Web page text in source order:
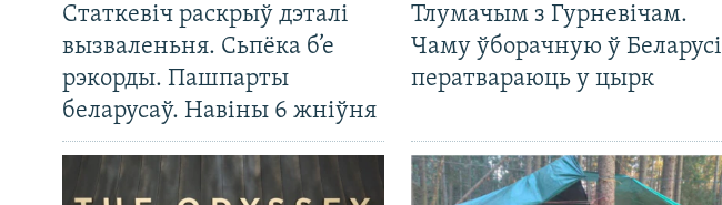
Статкевіч раскрыў дэталі
вызваленьня. Сьпёка б’е
рэкорды. Пашпарты
беларусаў. Навіны 6 жніўня
Тлумачым з Гурневічам.
Чаму ўборачную ў Беларусі
ператвараюць у цырк